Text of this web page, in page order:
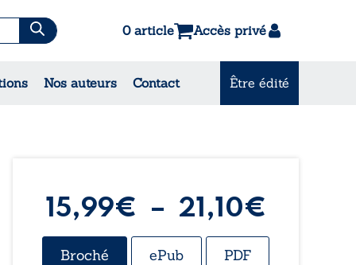
0 article Accès privé
Nos auteurs Contact Être édité
& Contes
15,99€ – 21,10€
de
Broché ePub PDF